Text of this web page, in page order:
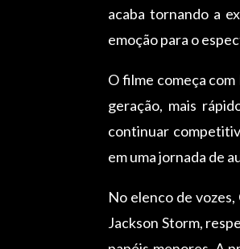
acaba tornando a
emoção para o
O filme começa
geração, mais
continuar
em uma jornada de
No elenco de
Jackson Storm,